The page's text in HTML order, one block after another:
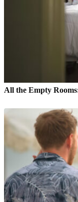
All the Empty